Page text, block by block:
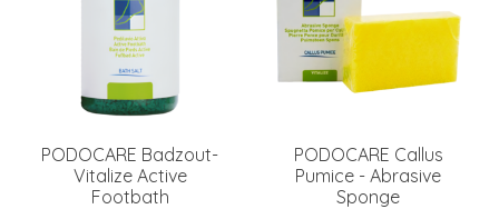
PODOCARE Badzout-
Vitalize Active
Footbath
PODOCARE Callus
Pumice - Abrasive
Sponge